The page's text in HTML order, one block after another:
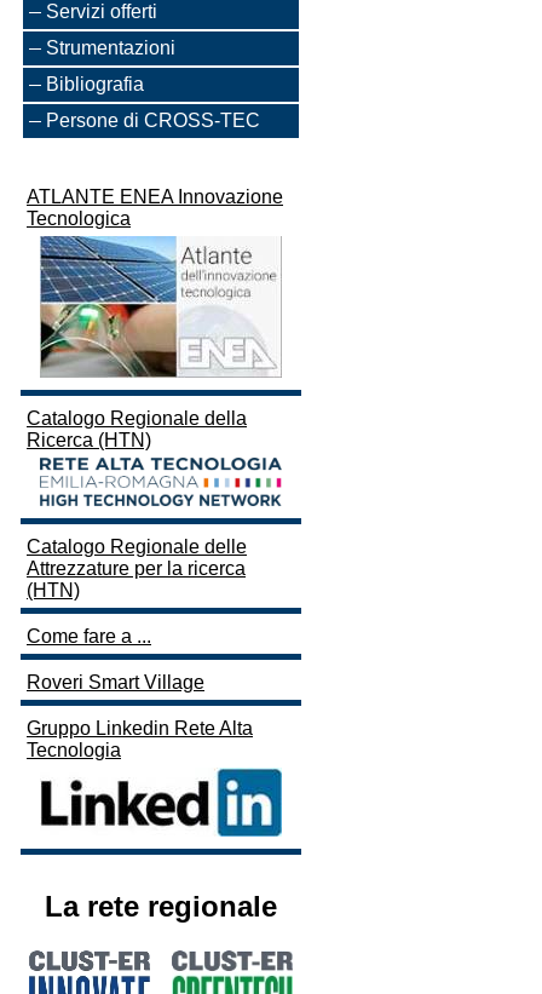
Servizi offerti
Strumentazioni
Bibliografia
Persone di CROSS-TEC
ATLANTE ENEA Innovazione
Tecnologica
Catalogo Regionale della
Ricerca (HTN)
Catalogo Regionale delle
Attrezzature per la ricerca
(HTN)
Come fare a ...
Roveri Smart Village
Gruppo Linkedin Rete Alta
Tecnologia
La rete regionale